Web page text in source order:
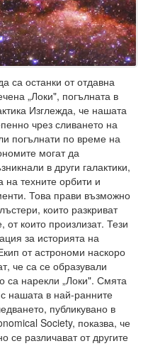
са останки от отдавна
„Локи", погълната в
Изглежда, че нашата
чрез сливането на
погълнати по време на
могат да
в други галактики,
на техните орбити и
Това прави възможно
които разкриват
от които произлизат. Тези
за историята на
от астрономи наскоро
че са се образували
са нарекли „Локи". Смята
нашата в най-ранните
публикувано в
Society, показва, че
се различават от другите